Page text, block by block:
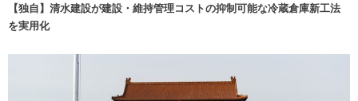
【独自】清水建設が建設・維持管理コストの抑制可能な冷蔵倉庫新工法
を実用化